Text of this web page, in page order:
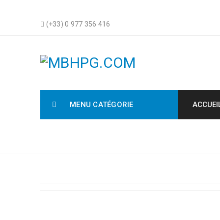
(+33) 0 977 356 416
MENU CATÉGORIE